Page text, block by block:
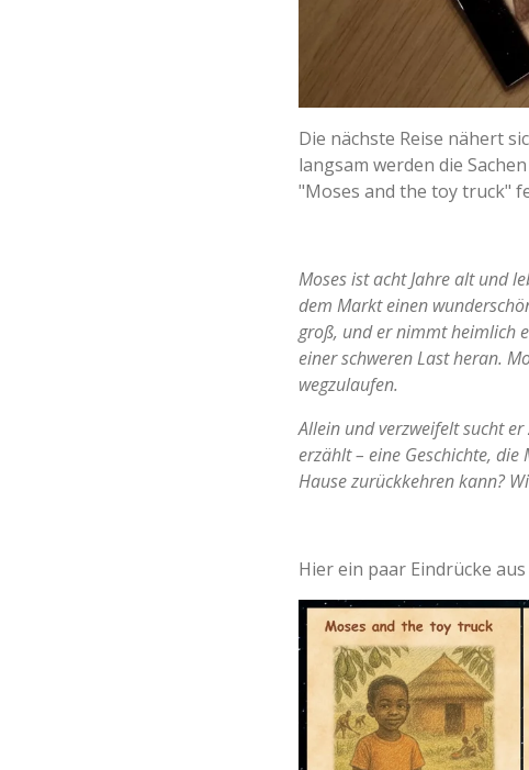
Die nächste Reise nähert
langsam werden die
"Moses and the toy truck"
Moses ist acht Jahre alt und
dem Markt einen
groß, und er nimmt heimlich
einer schweren Last heran.
wegzulaufen.
Allein und verzweifelt sucht
erzählt – eine Geschichte,
Hause zurückkehren kann?
Hier ein paar Eindrücke